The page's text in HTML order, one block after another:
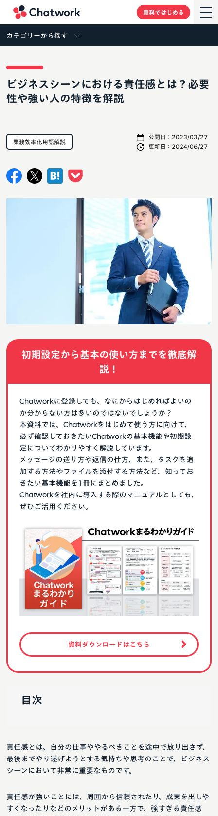
無料ではじめる
カテゴリーから探す
ビジネスシーンにおける責任感とは？必要
性や強い人の特徴を解説
公開日： 2023/03/27
更新日： 2024/06/27
業務効率化用語解説
初期設定から基本の使い方までを徹底解
説！
Chatworkに登録しても、なにからはじめればよいの
か分からない方は多いのではないでしょうか？
本資料では、Chatworkをはじめて使う方に向けて、
必ず確認しておきたいChatworkの基本機能や初期設
定についてわかりやすく解説しています。
メッセージの送り方や返信の仕方、また、タスクを追
加する方法やファイルを添付する方法など、知ってお
きたい基本機能を1冊にまとめました。
Chatworkを社内に導入する際のマニュアルとしても、
ぜひご活用ください。
資料ダウンロードはこちら
目次
責任感とは、自分の仕事ややるべきことを途中で放り出さず、
最後までやり遂げようとする気持ちや思考のことで、ビジネス
シーンにおいて非常に重要なものです。
責任感が強いことには、周囲から信頼されたり、成果を出しや
すくなったりなどのメリットがある一方で、強すぎる責任感